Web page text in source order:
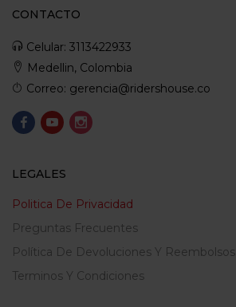
CONTACTO
Celular: 3113422933
Medellin, Colombia
Correo: gerencia@ridershouse.co
LEGALES
Politica De Privacidad
Preguntas Frecuentes
Política De Devoluciones Y Reembolsos
Terminos Y Condiciones